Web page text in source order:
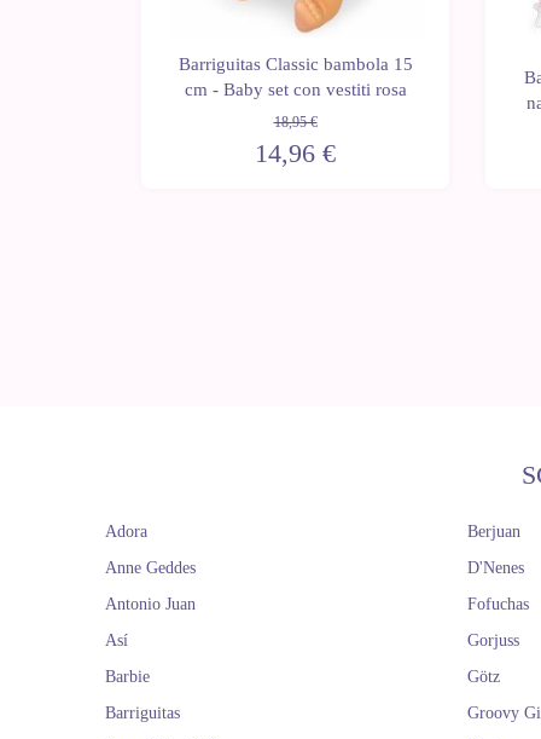
Barriguitas Classic bambola 15
cm - Baby set con vestiti rosa
18,95 €
14,96 €
Adora
Anne Geddes
Antonio Juan
Así
Barbie
Barriguitas
Berjuan
D'Nenes
Fofuchas
Gorjuss
Götz
Groovy